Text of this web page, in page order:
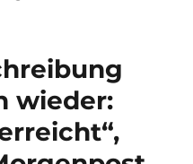
wieder: